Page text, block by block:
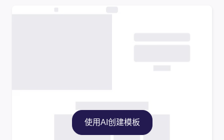
使用AI创建模板